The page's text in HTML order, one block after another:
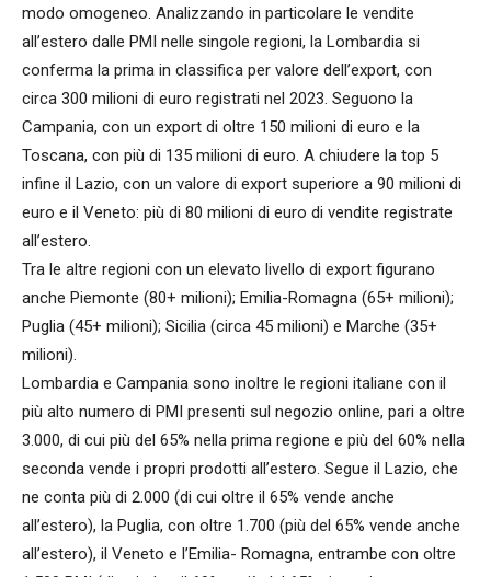
modo omogeneo. Analizzando in particolare le vendite
all’estero dalle PMI nelle singole regioni, la Lombardia si
conferma la prima in classifica per valore dell’export, con
circa 300 milioni di euro registrati nel 2023. Seguono la
Campania, con un export di oltre 150 milioni di euro e la
Toscana, con più di 135 milioni di euro. A chiudere la top 5
infine il Lazio, con un valore di export superiore a 90 milioni di
euro e il Veneto: più di 80 milioni di euro di vendite registrate
all’estero.
Tra le altre regioni con un elevato livello di export figurano
anche Piemonte (80+ milioni); Emilia-Romagna (65+ milioni);
Puglia (45+ milioni); Sicilia (circa 45 milioni) e Marche (35+
milioni).
Lombardia e Campania sono inoltre le regioni italiane con il
più alto numero di PMI presenti sul negozio online, pari a oltre
3.000, di cui più del 65% nella prima regione e più del 60% nella
seconda vende i propri prodotti all’estero. Segue il Lazio, che
ne conta più di 2.000 (di cui oltre il 65% vende anche
all’estero), la Puglia, con oltre 1.700 (più del 65% vende anche
all’estero), il Veneto e l’Emilia- Romagna, entrambe con oltre